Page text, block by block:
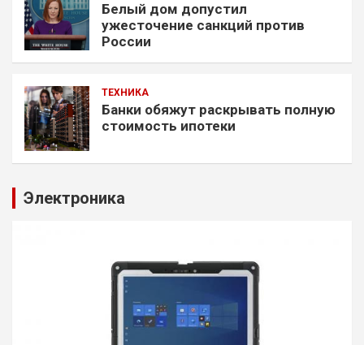
Белый дом допустил
ужесточение санкций против
России
ТЕХНИКА
Банки обяжут раскрывать полную
стоимость ипотеки
Электроника